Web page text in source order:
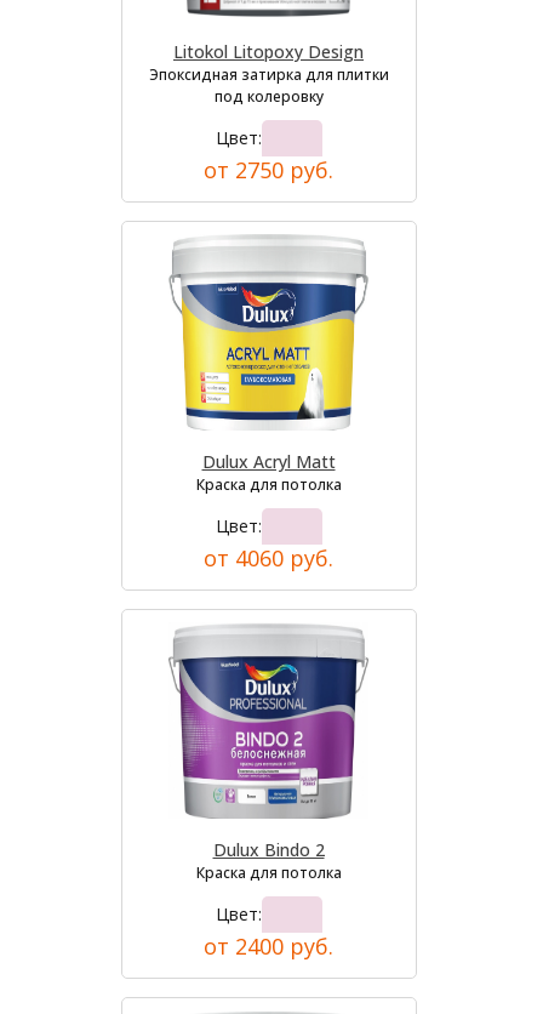
Litokol Litopoxy Design
Эпоксидная затирка для плитки
под колеровку
Цвет:
от 2750 руб.
Dulux Acryl Matt
Краска для потолка
Цвет:
от 4060 руб.
Dulux Bindo 2
Краска для потолка
Цвет:
от 2400 руб.